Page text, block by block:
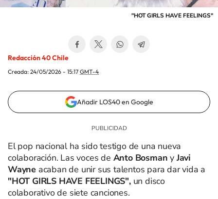
"HOT GIRLS HAVE FEELINGS"
Redacción 40 Chile
Creada: 24/05/2026 - 15:17 GMT-4
Añadir LOS40 en Google
El pop nacional ha sido testigo de una nueva
colaboración. Las voces de Anto Bosman yJavi
Wayne acaban de unir sus talentos para dar vida a
"HOT GIRLS HAVE FEELINGS", un disco
colaborativo de siete canciones.